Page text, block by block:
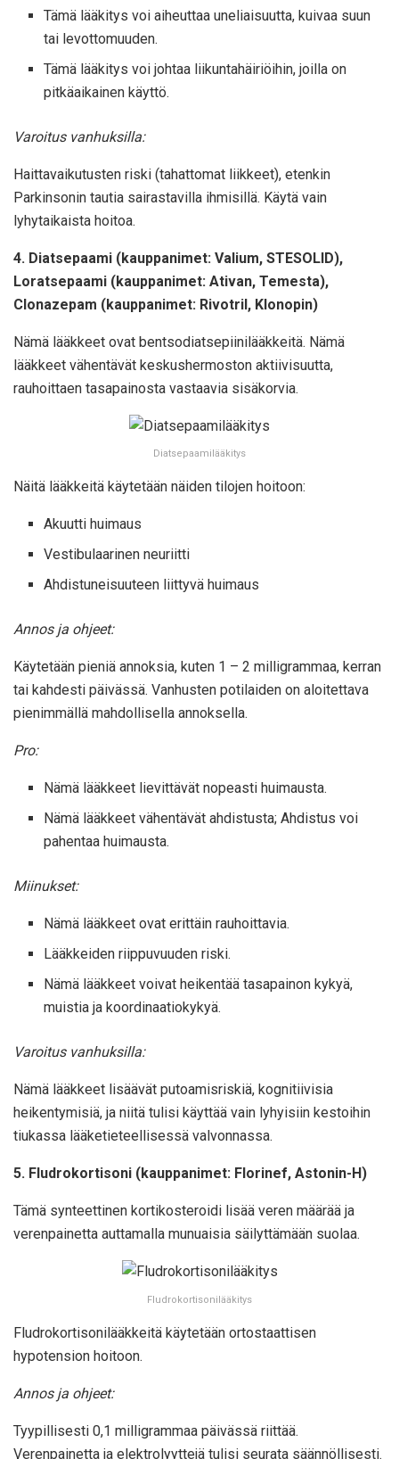
Tämä lääkitys voi aiheuttaa uneliaisuutta, kuivaa suun
tai levottomuuden.
Tämä lääkitys voi johtaa liikuntahäiriöihin, joilla on
pitkäaikainen käyttö.
Varoitus vanhuksilla:
Haittavaikutusten riski (tahattomat liikkeet), etenkin
Parkinsonin tautia sairastavilla ihmisillä. Käytä vain
lyhytaikaista hoitoa.
4. Diatsepaami (kauppanimet: Valium, STESOLID),
Loratsepaami (kauppanimet: Ativan, Temesta),
Clonazepam (kauppanimet: Rivotril, Klonopin)
Nämä lääkkeet ovat bentsodiatsepiinilääkkeitä. Nämä
lääkkeet vähentävät keskushermoston aktiivisuutta,
rauhoittaen tasapainosta vastaavia sisäkorvia.
Diatsepaamilääkitys
Näitä lääkkeitä käytetään näiden tilojen hoitoon:
Akuutti huimaus
Vestibulaarinen neuriitti
Ahdistuneisuuteen liittyvä huimaus
Annos ja ohjeet:
Käytetään pieniä annoksia, kuten 1 – 2 milligrammaa, kerran
tai kahdesti päivässä. Vanhusten potilaiden on aloitettava
pienimmällä mahdollisella annoksella.
Pro:
Nämä lääkkeet lievittävät nopeasti huimausta.
Nämä lääkkeet vähentävät ahdistusta; Ahdistus voi
pahentaa huimausta.
Miinukset:
Nämä lääkkeet ovat erittäin rauhoittavia.
Lääkkeiden riippuvuuden riski.
Nämä lääkkeet voivat heikentää tasapainon kykyä,
muistia ja koordinaatiokykyä.
Varoitus vanhuksilla:
Nämä lääkkeet lisäävät putoamisriskiä, ​​kognitiivisia
heikentymisiä, ja niitä tulisi käyttää vain lyhyisiin kestoihin
tiukassa lääketieteellisessä valvonnassa.
5. Fludrokortisoni (kauppanimet: Florinef, Astonin-H)
Tämä synteettinen kortikosteroidi lisää veren määrää ja
verenpainetta auttamalla munuaisia ​​säilyttämään suolaa.
Fludrokortisonilääkitys
Fludrokortisonilääkkeitä käytetään ortostaattisen
hypotension hoitoon.
Annos ja ohjeet:
Tyypillisesti 0,1 milligrammaa päivässä riittää.
Verenpainetta ja elektrolyyttejä tulisi seurata säännöllisesti.